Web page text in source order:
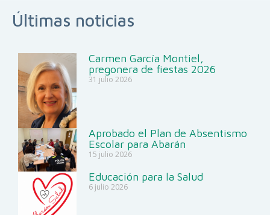
Últimas noticias
Carmen García Montiel,
pregonera de fiestas 2026
31 julio 2026
Aprobado el Plan de Absentismo
Escolar para Abarán
15 julio 2026
Educación para la Salud
6 julio 2026